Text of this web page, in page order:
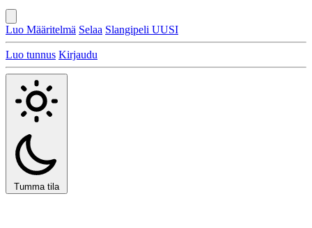
Luo Määritelmä Selaa Slangipeli UUSI
Luo tunnus Kirjaudu
Tumma tila